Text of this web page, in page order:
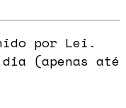
por Lei.
(apenas até